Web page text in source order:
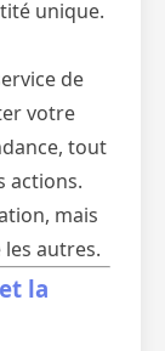
unique.
de
votre
tout
actions.
mais
autres.
la